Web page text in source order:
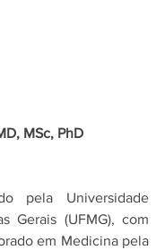
MSc, PhD
pela Universidade
Gerais (UFMG), com
em Medicina pela